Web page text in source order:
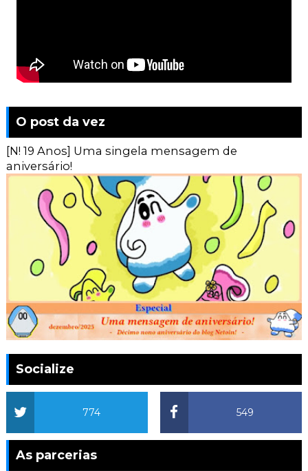
O post da vez
[N! 19 Anos] Uma singela mensagem de
aniversário!
Socialize
549
774
As parcerias